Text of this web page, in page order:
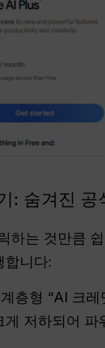
: 숨겨진 공
하는 것만큼
합니다:
층형 “AI 크
저하되어